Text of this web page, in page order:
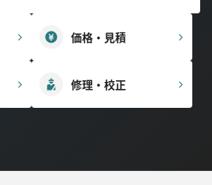
価格・見積
修理・校正